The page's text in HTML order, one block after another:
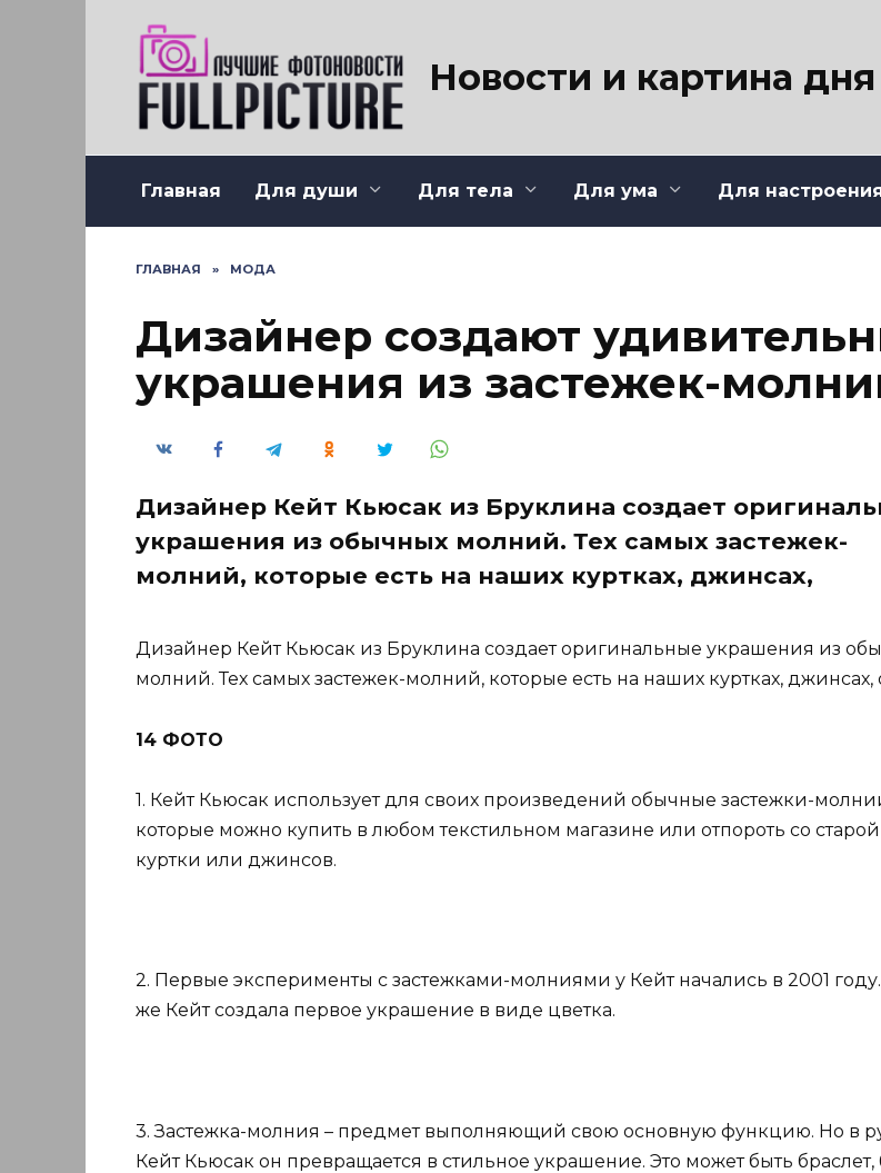
Новости и картина
Главная Для души Для тела Для ума Для
ГЛАВНАЯ » МОДА
Дизайнер создают
украшения из застежек-
Дизайнер Кейт Кьюсак из Бруклина создает
украшения из обычных молний. Тех самых застежек-
молний, которые есть на наших куртках, джинсах,
Дизайнер Кейт Кьюсак из Бруклина создает оригинальные украшения из
молний. Тех самых застежек-молний, которые есть на наших куртках, джинсах,
14 ФОТО
1. Кейт Кьюсак использует для своих произведений обычные застежки-
которые можно купить в любом текстильном магазине или отпороть со старой
куртки или джинсов.
2. Первые эксперименты с застежками-молниями у Кейт начались в 2001 году.
же Кейт создала первое украшение в виде цветка.
3. Застежка-молния – предмет выполняющий свою основную функцию. Но в
Кейт Кьюсак он превращается в стильное украшение. Это может быть